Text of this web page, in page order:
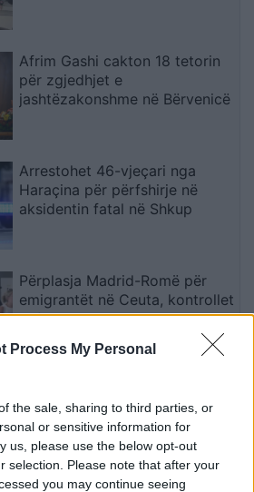
Process My Personal
the sale, sharing to third parties, or
or sensitive information for
us, please use the below opt-out
selection. Please note that after your
you may continue seeing
Afrim Gashi cakton 18 tetorin
për zgjedhjet e
jashtëzakonshme në Bërvenicë
Arrestohet 46-vjeçari nga
Haraçina për përfshirje në
aksidentin fatal në Shkup
Përplasja Madrid-Romë për
emigrantët në Ceuta, kontrollet
kufitare pezullojnë
pse nuk propozoi kandidat për
kryetar të Kuvendit